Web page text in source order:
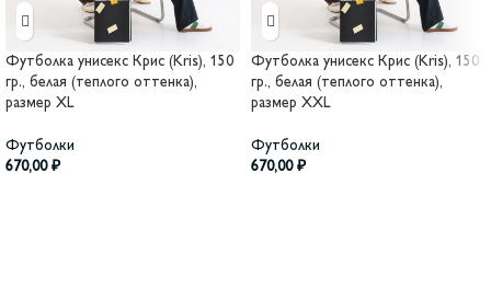
Футболка унисекс Крис (Kris), 150
гр., белая (теплого оттенка),
размер XL
Футболки
670,00 ₽
Футболка унисекс Крис (Kris), 150
гр., белая (теплого оттенка),
размер XXL
Футболки
670,00 ₽